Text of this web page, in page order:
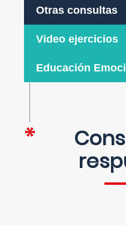
Otras consultas
Video ejercicios
Educación